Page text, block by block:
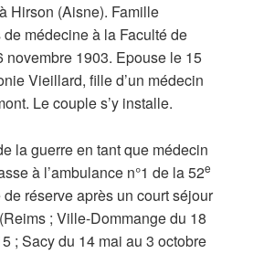
Hirson (Aisne). Famille
médecine à la Faculté de
novembre 1903. Epouse le 15
Vieillard, fille d’un médecin
Le couple s’y installe.
la guerre en tant que médecin
à l’ambulance n°1 de la 52e
réserve après un court séjour
; Ville-Dommange du 18
; Sacy du 14 mai au 3 octobre